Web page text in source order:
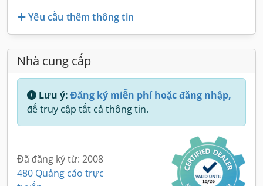
Yêu cầu thêm thông tin
Nhà cung cấp
Lưu ý: Đăng ký miễn phí hoặc đăng nhập,
để truy cập tất cả thông tin.
Đã đăng ký từ: 2008
480 Quảng cáo trực